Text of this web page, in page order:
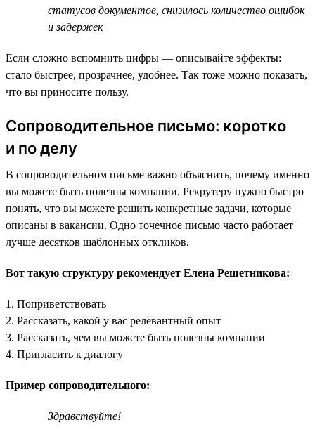
статусов документов, снизилось количество ошибок
и задержек
Если сложно вспомнить цифры — описывайте эффекты:
стало быстрее, прозрачнее, удобнее. Так тоже можно показать,
что вы приносите пользу.
Сопроводительное письмо: коротко
и по делу
В сопроводительном письме важно объяснить, почему именно
вы можете быть полезны компании. Рекрутеру нужно быстро
понять, что вы можете решить конкретные задачи, которые
описаны в вакансии. Одно точечное письмо часто работает
лучше десятков шаблонных откликов.
Вот такую структуру рекомендует Елена Решетникова:
1. Поприветствовать
2. Рассказать, какой у вас релевантный опыт
3. Рассказать, чем вы можете быть полезны компании
4. Пригласить к диалогу
Пример сопроводительного:
Здравствуйте!